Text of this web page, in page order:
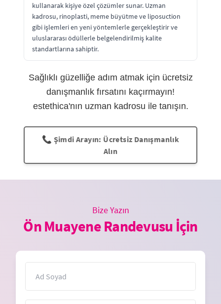
kullanarak kişiye özel çözümler sunar. Uzman
kadrosu, rinoplasti, meme büyütme ve liposuction
gibi işlemleri en yeni yöntemlerle gerçekleştirir ve
uluslararası ödüllerle belgelendirilmiş kalite
standartlarına sahiptir.
Sağlıklı güzelliğe adım atmak için ücretsiz
danışmanlık fırsatını kaçırmayın!
estethica'nın uzman kadrosu ile tanışın.
📞 Şimdi Arayın: Ücretsiz Danışmanlık
Alın
Bize Yazın
Ön Muayene Randevusu İçin